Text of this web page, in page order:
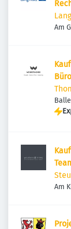
Am
Am